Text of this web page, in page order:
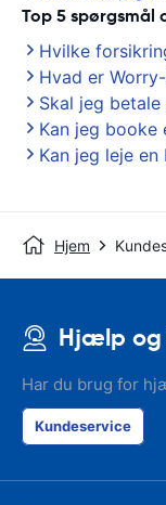
Top 5 spørgsmål
Hvilke
Hvad er
Skal jeg
Kan jeg booke
Kan jeg leje
Hjem
Hjælp og
Har du brug for
Kundeservice